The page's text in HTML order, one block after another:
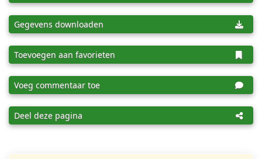
Gegevens downloaden
Toevoegen aan favorieten
Voeg commentaar toe
Deel deze pagina